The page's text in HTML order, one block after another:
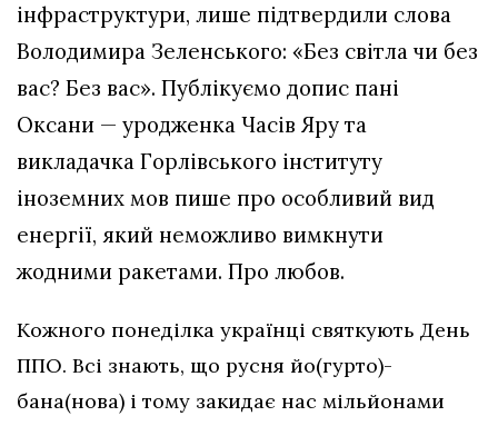
інфраструктури, лише підтвердили слова
Володимира Зеленського: «Без світла чи без
вас? Без вас». Публікуємо допис пані
Оксани — уродженка Часів Яру та
викладачка Горлівського інституту
іноземних мов пише про особливий вид
енергії, який неможливо вимкнути
жодними ракетами. Про любов.
Кожного понеділка українці святкують День
ППО. Всі знають, що русня йо(гурто)-
бана(нова) і тому закидає нас мільйонами